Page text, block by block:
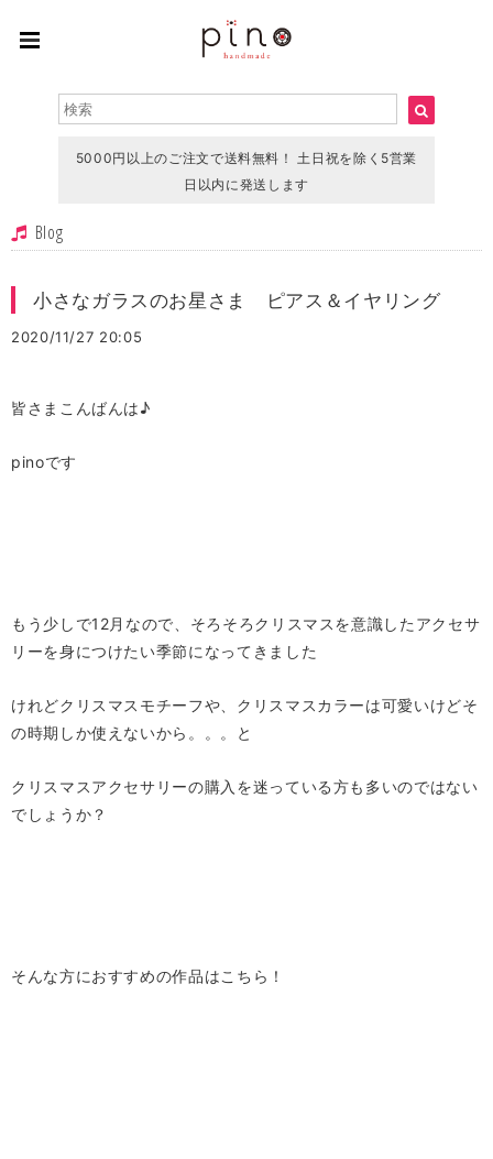
5000円以上のご注文で送料無料！ 土日祝を除く5営業
日以内に発送します
Blog
小さなガラスのお星さま ピアス＆イヤリング
2020/11/27 20:05
皆さまこんばんは♪
pinoです
もう少しで12月なので、そろそろクリスマスを意識したアクセサ
リーを身につけたい季節になってきました
けれどクリスマスモチーフや、クリスマスカラーは可愛いけどそ
の時期しか使えないから。。。と
クリスマスアクセサリーの購入を迷っている方も多いのではない
でしょうか？
そんな方におすすめの作品はこちら！